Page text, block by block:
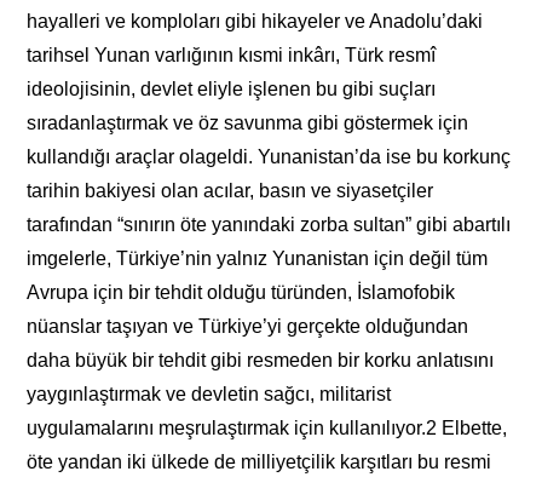
hayalleri ve komploları gibi hikayeler ve Anadolu’daki
tarihsel Yunan varlığının kısmi inkârı, Türk resmî
ideolojisinin, devlet eliyle işlenen bu gibi suçları
sıradanlaştırmak ve öz savunma gibi göstermek için
kullandığı araçlar olageldi. Yunanistan’da ise bu korkunç
tarihin bakiyesi olan acılar, basın ve siyasetçiler
tarafından “sınırın öte yanındaki zorba sultan” gibi abartılı
imgelerle, Türkiye’nin yalnız Yunanistan için değil tüm
Avrupa için bir tehdit olduğu türünden, İslamofobik
nüanslar taşıyan ve Türkiye’yi gerçekte olduğundan
daha büyük bir tehdit gibi resmeden bir korku anlatısını
yaygınlaştırmak ve devletin sağcı, militarist
uygulamalarını meşrulaştırmak için kullanılıyor.2 Elbette,
öte yandan iki ülkede de milliyetçilik karşıtları bu resmi